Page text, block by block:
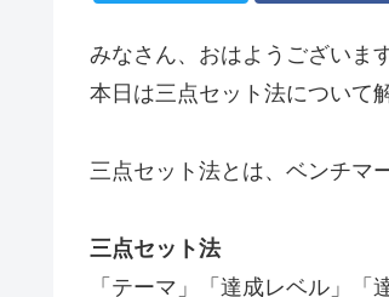
みなさん、おはようございます
本日は三点セット法について
三点セット法とは、ベンチマ
三点セット法
「テーマ」「達成レベル」「